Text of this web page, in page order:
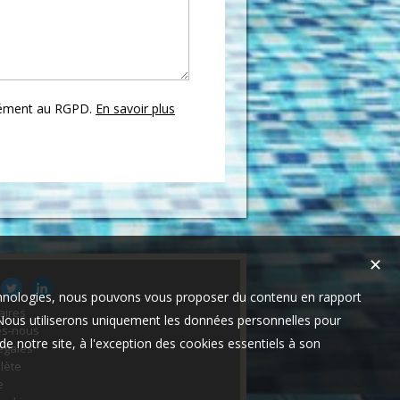
au RGPD. En savoir plus
nous
✕
nous pouvons vous proposer du contenu en rapport
utiliserons uniquement les données personnelles pour
notre site, à l'exception des cookies essentiels à son